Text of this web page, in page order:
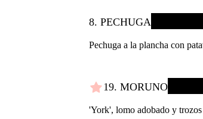
8. PECHUGA
Pechuga a la plancha con
19. MORUNO
'York', lomo adobado y